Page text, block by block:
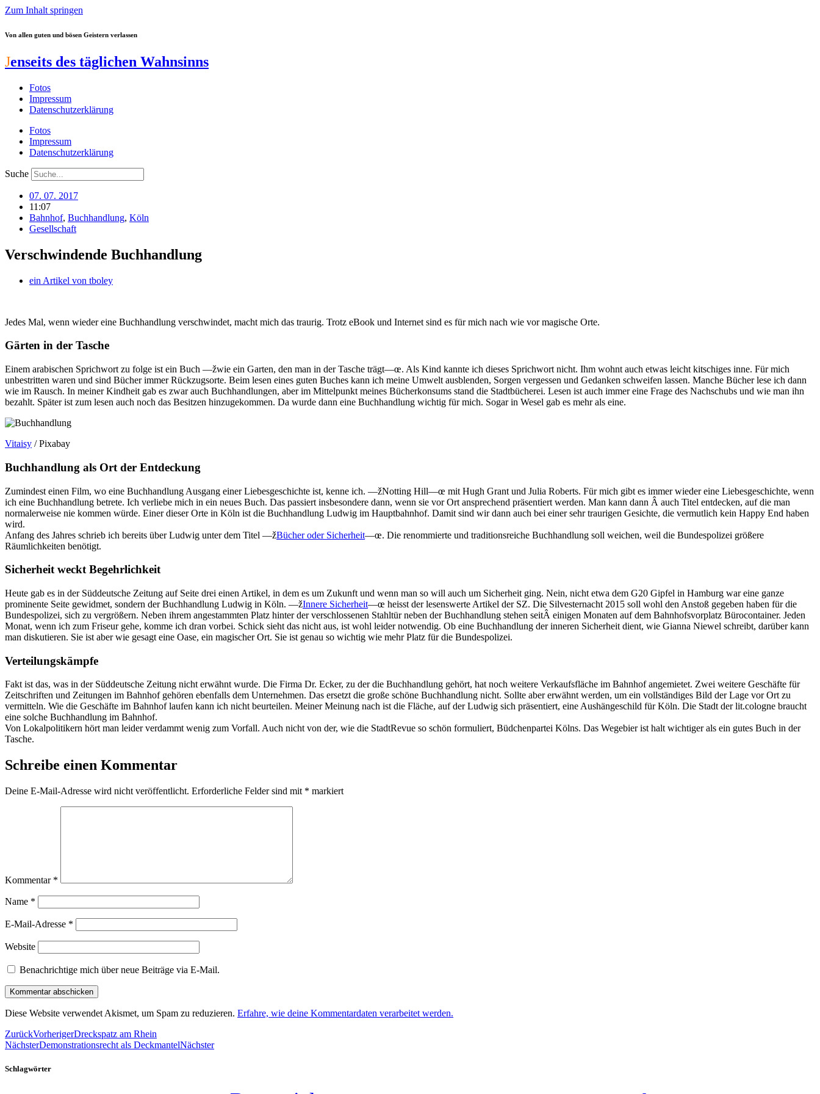
Zum Inhalt springen
Von allen guten und bösen Geistern verlassen
Jenseits des täglichen Wahnsinns
Fotos
Impressum
Datenschutzerklärung
Fotos
Impressum
Datenschutzerklärung
Suche
07. 07. 2017
11:07
Bahnhof, Buchhandlung, Köln
Gesellschaft
Verschwindende Buchhandlung
ein Artikel von tboley
Jedes Mal, wenn wieder eine Buchhandlung verschwindet, macht mich das traurig. Trotz eBook und Internet sind es für mich nach wie vor magische Orte.
Gärten in der Tasche
Einem arabischen Sprichwort zu folge ist ein Buch —žwie ein Garten, den man in der Tasche trägt—œ. Als Kind kannte ich dieses Sprichwort nicht. Ihm wohnt auch etwas leicht kitschiges inne. Für mich
unbestritten waren und sind Bücher immer Rückzugsorte. Beim lesen eines guten Buches kann ich meine Umwelt ausblenden, Sorgen vergessen und Gedanken schweifen lassen. Manche Bücher lese ich dann
wie im Rausch. In meiner Kindheit gab es zwar auch Buchhandlungen, aber im Mittelpunkt meines Bücherkonsums stand die Stadtbücherei. Lesen ist auch immer eine Frage des Nachschubs und wie man ihn
bezahlt. Später ist zum lesen auch noch das Besitzen hinzugekommen. Da wurde dann eine Buchhandlung wichtig für mich. Sogar in Wesel gab es mehr als eine.
Vitaisy / Pixabay
Buchhandlung als Ort der Entdeckung
Zumindest einen Film, wo eine Buchhandlung Ausgang einer Liebesgeschichte ist, kenne ich. —žNotting Hill—œ mit Hugh Grant und Julia Roberts. Für mich gibt es immer wieder eine Liebesgeschichte, wenn
ich eine Buchhandlung betrete. Ich verliebe mich in ein neues Buch. Das passiert insbesondere dann, wenn sie vor Ort ansprechend präsentiert werden. Man kann dann Â auch Titel entdecken, auf die man
normalerweise nie kommen würde. Einer dieser Orte in Köln ist die Buchhandlung Ludwig im Hauptbahnhof. Damit sind wir dann auch bei einer sehr traurigen Gesichte, die vermutlich kein Happy End haben
wird.
Anfang des Jahres schrieb ich bereits über Ludwig unter dem Titel —žBücher oder Sicherheit—œ. Die renommierte und traditionsreiche Buchhandlung soll weichen, weil die Bundespolizei größere
Räumlichkeiten benötigt.
Sicherheit weckt Begehrlichkeit
Heute gab es in der Süddeutsche Zeitung auf Seite drei einen Artikel, in dem es um Zukunft und wenn man so will auch um Sicherheit ging. Nein, nicht etwa dem G20 Gipfel in Hamburg war eine ganze
prominente Seite gewidmet, sondern der Buchhandlung Ludwig in Köln. —žInnere Sicherheit—œ heisst der lesenswerte Artikel der SZ. Die Silvesternacht 2015 soll wohl den Anstoß gegeben haben für die
Bundespolizei, sich zu vergrößern. Neben ihrem angestammten Platz hinter der verschlossenen Stahltür neben der Buchhandlung stehen seitÂ einigen Monaten auf dem Bahnhofsvorplatz Bürocontainer. Jeden
Monat, wenn ich zum Friseur gehe, komme ich dran vorbei. Schick sieht das nicht aus, ist wohl leider notwendig. Ob eine Buchhandlung der inneren Sicherheit dient, wie Gianna Niewel schreibt, darüber kann
man diskutieren. Sie ist aber wie gesagt eine Oase, ein magischer Ort. Sie ist genau so wichtig wie mehr Platz für die Bundespolizei.
Verteilungskämpfe
Fakt ist das, was in der Süddeutsche Zeitung nicht erwähnt wurde. Die Firma Dr. Ecker, zu der die Buchhandlung gehört, hat noch weitere Verkaufsfläche im Bahnhof angemietet. Zwei weitere Geschäfte für
Zeitschriften und Zeitungen im Bahnhof gehören ebenfalls dem Unternehmen. Das ersetzt die große schöne Buchhandlung nicht. Sollte aber erwähnt werden, um ein vollständiges Bild der Lage vor Ort zu
vermitteln. Wie die Geschäfte im Bahnhof laufen kann ich nicht beurteilen. Meiner Meinung nach ist die Fläche, auf der Ludwig sich präsentiert, eine Aushängeschild für Köln. Die Stadt der lit.cologne braucht
eine solche Buchhandlung im Bahnhof.
Von Lokalpolitikern hört man leider verdammt wenig zum Vorfall. Auch nicht von der, wie die StadtRevue so schön formuliert, Büdchenpartei Kölns. Das Wegebier ist halt wichtiger als ein gutes Buch in der
Tasche.
Schreibe einen Kommentar
Deine E-Mail-Adresse wird nicht veröffentlicht. Erforderliche Felder sind mit * markiert
Kommentar *
Name *
E-Mail-Adresse *
Website
Benachrichtige mich über neue Beiträge via E-Mail.
Diese Website verwendet Akismet, um Spam zu reduzieren. Erfahre, wie deine Kommentardaten verarbeitet werden.
ZurückVorherigerDreckspatz am Rhein
NächsterDemonstrationsrecht als DeckmantelNächster
Schlagwörter